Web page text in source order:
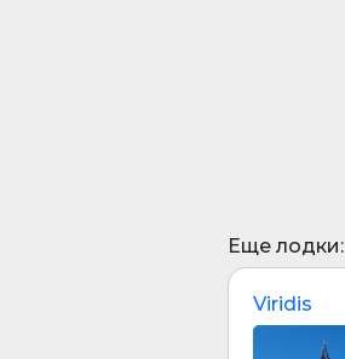
Еще лодки:
Viridis